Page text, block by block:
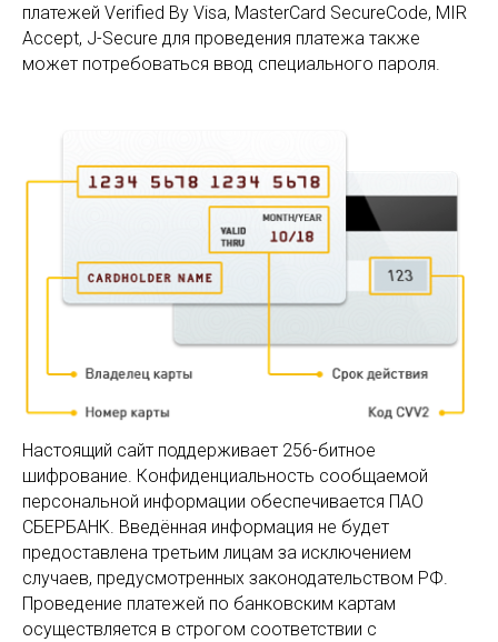
платежей Verified By Visa, MasterCard SecureCode, MIR
Accept, J-Secure для проведения платежа также
может потребоваться ввод специального пароля.
Настоящий сайт поддерживает 256-битное
шифрование. Конфиденциальность сообщаемой
персональной информации обеспечивается ПАО
СБЕРБАНК. Введённая информация не будет
предоставлена третьим лицам за исключением
случаев, предусмотренных законодательством РФ.
Проведение платежей по банковским картам
осуществляется в строгом соответствии с